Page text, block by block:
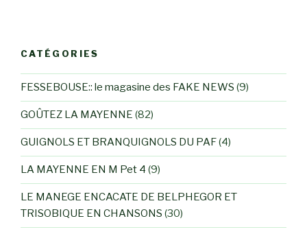
CATÉGORIES
FESSEBOUSE:: le magasine des FAKE NEWS (9)
GOÛTEZ LA MAYENNE (82)
GUIGNOLS ET BRANQUIGNOLS DU PAF(4)
LA MAYENNE EN M Pet 4 (9)
LE MANEGE ENCACATE DE BELPHEGOR ET
TRISOBIQUE EN CHANSONS (30)